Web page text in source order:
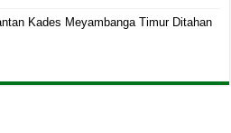
Kades Meyambanga Timur Ditahan